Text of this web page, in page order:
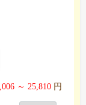
～ 25,810 円